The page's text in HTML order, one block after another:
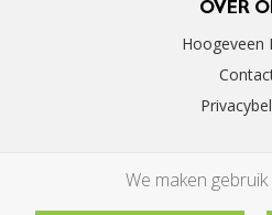
OVER
Hoogeveen
We maken